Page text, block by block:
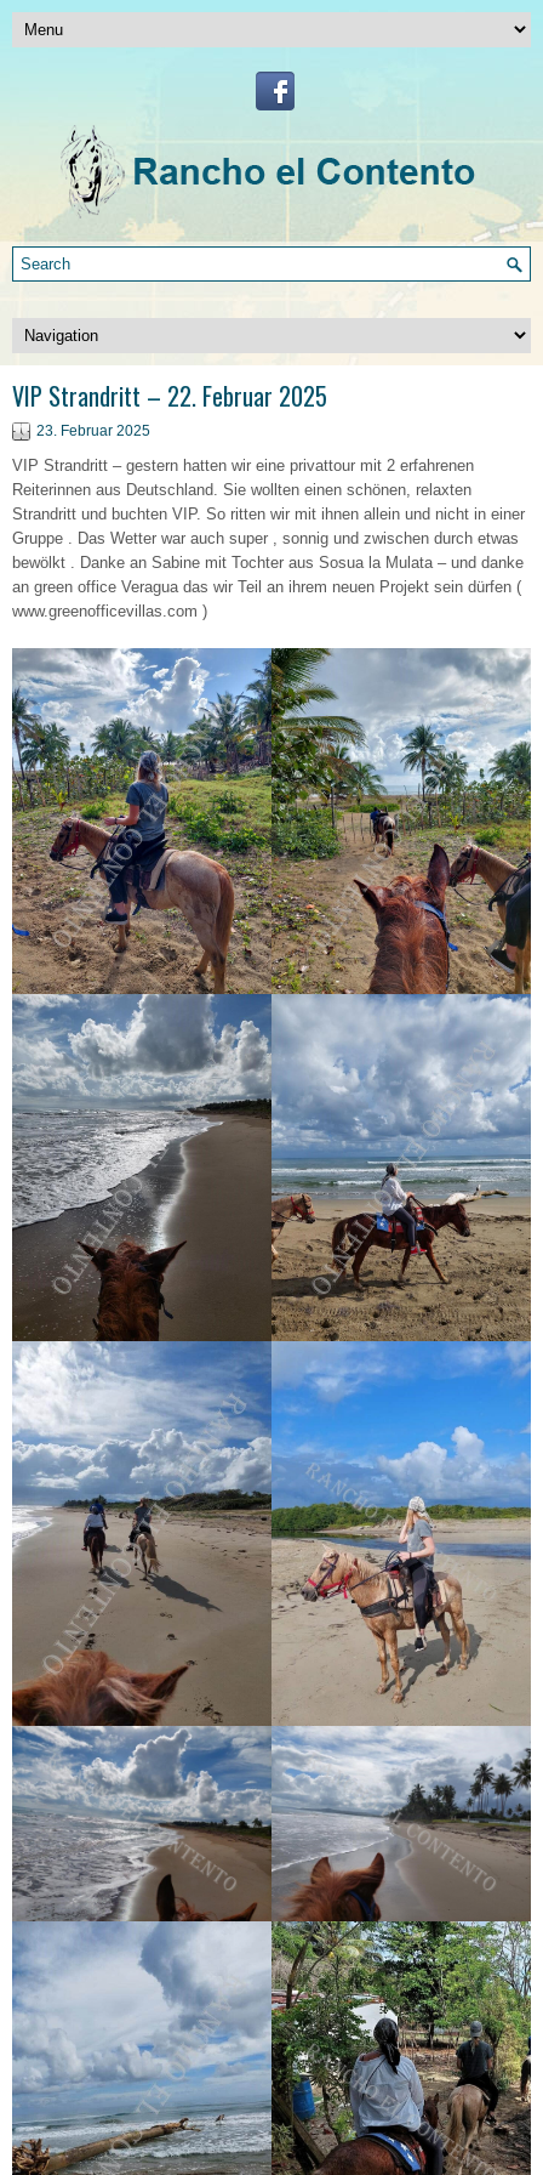
VIP Strandritt – 22. Februar 2025
23. Februar 2025
VIP Strandritt – gestern hatten wir eine privattour mit 2 erfahrenen
Reiterinnen aus Deutschland. Sie wollten einen schönen, relaxten
Strandritt und buchten VIP. So ritten wir mit ihnen allein und nicht in einer
Gruppe . Das Wetter war auch super , sonnig und zwischen durch etwas
bewölkt . Danke an Sabine mit Tochter aus Sosua la Mulata – und danke
an green office Veragua das wir Teil an ihrem neuen Projekt sein dürfen (
www.greenofficevillas.com )